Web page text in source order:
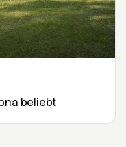
beliebt